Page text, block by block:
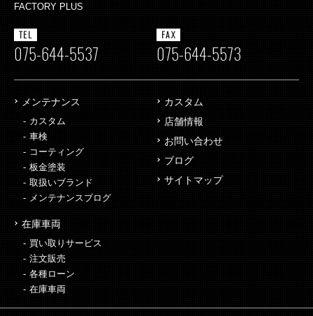
FACTORY PLUS
TEL
075-644-5537
FAX
075-644-5573
メンテナンス
カスタム
車検
コーティング
板金塗装
取扱いブランド
メンテナンスブログ
在庫車両
買い取りサービス
注文販売
各種ローン
在庫車両
カスタム
店舗情報
お問い合わせ
ブログ
サイトマップ